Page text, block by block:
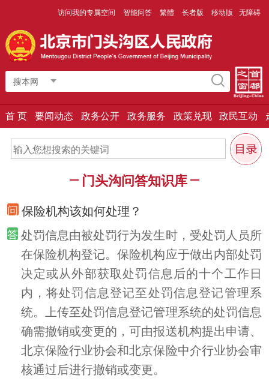
访问我的专属空间 智能问答 繁體 长者版 移动版 无障碍
搜本网
首 页 要闻动态 政务公开 政务服务 政策兑现 政民互动
门头沟问答知识库
保险机构该如何处理？
处罚信息由被处罚行为发生时，受处罚人员所
在保险机构登记。保险机构应于做出内部处罚
决定或从外部获取处罚信息后的十个工作日
内，将处罚信息登记至处罚信息登记管理系
统。上传至处罚信息登记管理系统的处罚信息
确需撤销或变更的，可由报送机构提出申请、
北京保险行业协会和北京保险中介行业协会审
核通过后进行撤销或变更。